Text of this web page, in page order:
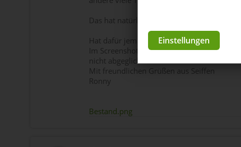
Das hat natürlich zum Nachteil ,das viele
Hat dafür jemand eine Lösung?
Im Screenshot hab ich verschiedene
nicht abgeglichen
Mit freundlichen Grüßen aus Seiffen
Ronny
Bestand.png
Einstellungen